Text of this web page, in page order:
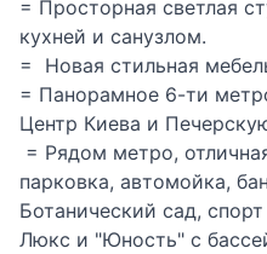
= Просторная светлая
кухней и санузлом.
= Новая стильная
= Панорамное 6-ти
Центр Киева и
= Рядом метро,
парковка, автомойка,
Ботанический сад,
Люкс и "Юность" с